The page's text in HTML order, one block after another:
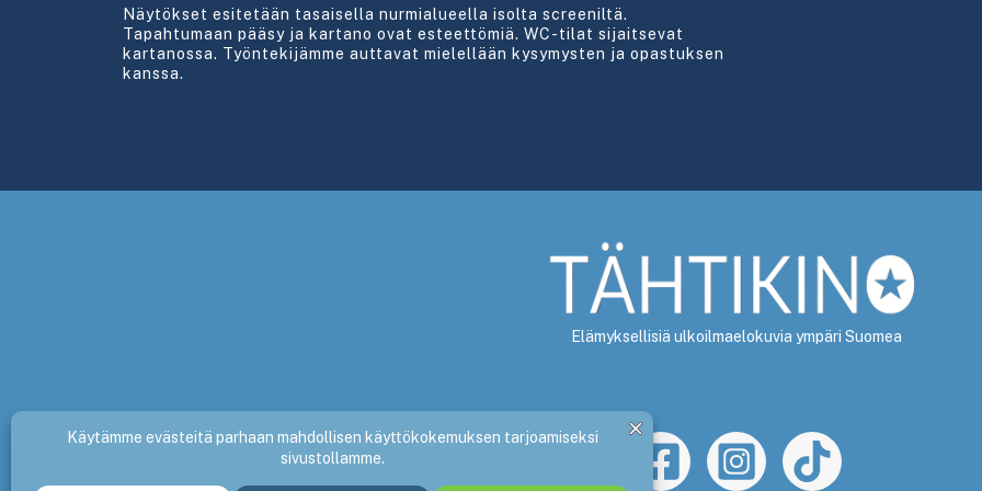
Näytökset esitetään tasaisella nurmialueella isolta screeniltä.
Tapahtumaan pääsy ja kartano ovat esteettömiä. WC-tilat sijaitsevat
kartanossa. Työntekijämme auttavat mielellään kysymysten ja opastuksen
kanssa.
Elämyksellisiä ulkoilmaelokuvia ympäri Suomea
Tietosuojakäytännöt Ehdot